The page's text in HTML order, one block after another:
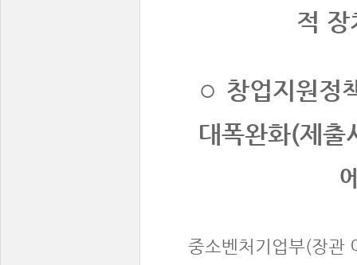
적
◦ 창업지원정
대폭완화(제
중소벤처기업부(장관